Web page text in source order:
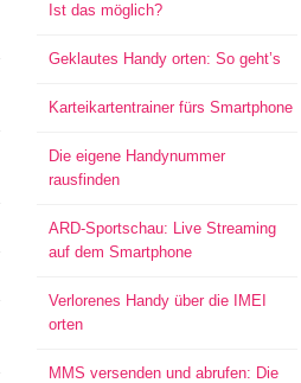
Ist das möglich?
Geklautes Handy orten: So geht’s
Karteikartentrainer fürs Smartphone
Die eigene Handynummer
rausfinden
ARD-Sportschau: Live Streaming
auf dem Smartphone
Verlorenes Handy über die IMEI
orten
MMS versenden und abrufen: Die